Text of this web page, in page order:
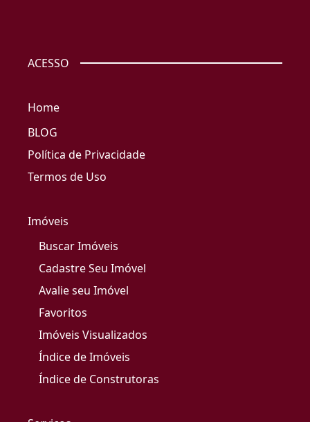
ACESSO
Home
BLOG
Política de Privacidade
Termos de Uso
Imóveis
Buscar Imóveis
Cadastre Seu Imóvel
Avalie seu Imóvel
Favoritos
Imóveis Visualizados
Índice de Imóveis
Índice de Construtoras